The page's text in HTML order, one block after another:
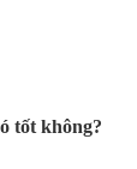
tốt không?